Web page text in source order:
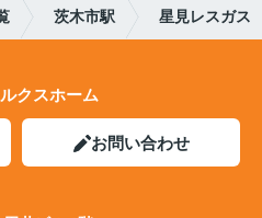
茨木市駅 星見レスガス
クスホーム
お問い合わせ